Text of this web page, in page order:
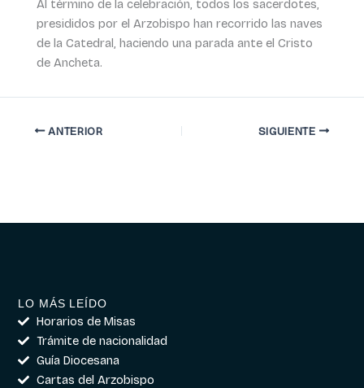
Al término de la celebración, todos los sacerdotes,
presididos por el Arzobispo han recorrido las naves
de la Catedral, haciendo una parada ante el Cristo
de Ancheta.
ANTERIOR SIGUIENTE
LO MÁS LEÍDO
Horarios de Misas
Trámite de nacionalidad
Guía Diocesana
Cartas del Arzobispo